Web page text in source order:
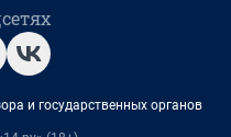
и государственных органов